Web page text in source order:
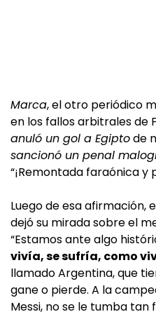
Marca, el otro periódico
en los fallos arbitrales de
anuló un gol a Egiptode
sancionó un penal
“¡Remontada faraónica y
Luego de esa afirmación,
dejó su mirada sobre el
“Estamos ante algo
vivía, se sufría, como
llamado Argentina, que
gane o pierde. A la
Messi, no se le tumba tan